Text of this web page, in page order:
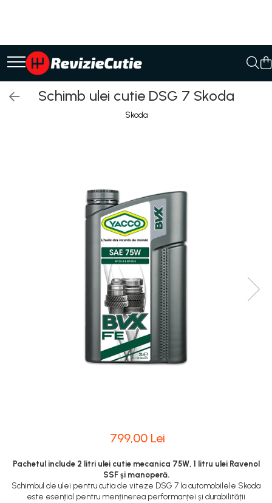
Ulei cutie automata
Filtre cutii automate
Schimb ulei cutie DSG 7 Skoda
Skoda
799,00 Lei
Pachetul include 2 litri ulei cutie mecanica 75W, 1 litru ulei Ravenol
SSF și manoperă.
Schimbul de ulei pentru cutia de viteze DSG 7 la automobilele Skoda
este esențial pentru menținerea performanței și durabilității